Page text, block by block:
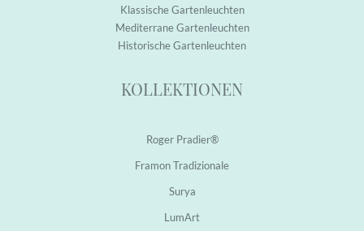
Klassische Gartenleuchten
Mediterrane Gartenleuchten
Historische Gartenleuchten
KOLLEKTIONEN
Roger Pradier®
Framon Tradizionale
Surya
LumArt